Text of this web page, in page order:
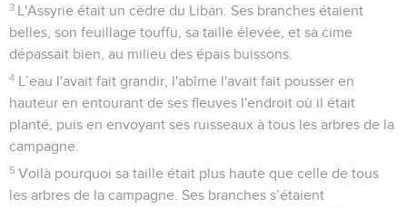
3 L'Assyrie était un cèdre du Liban. Ses branches étaient
belles, son feuillage touffu, sa taille élevée, et sa cime
dépassait bien, au milieu des épais buissons.
4 L’eau l'avait fait grandir, l'abîme l'avait fait pousser en
hauteur en entourant de ses fleuves l'endroit où il était
planté, puis en envoyant ses ruisseaux à tous les arbres de la
campagne.
5 Voilà pourquoi sa taille était plus haute que celle de tous
les arbres de la campagne. Ses branches s’étaient